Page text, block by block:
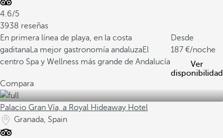
4.6/5
3938 reseñas
En primera línea de playa, en la costa
gaditanaLa mejor gastronomía andaluzaEl
centro Spa y Wellness más grande de Andalucía
Desde
187
/noche
Ver
disponibilidad
Compara
Palacio Gran Vía, a Royal Hideaway Hotel
Granada, Spain